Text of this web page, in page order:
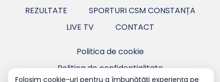
REZULTATE
SPORTURI CSM CONSTANȚA
LIVE TV
CONTACT
Politica de cookie
Politica de confidentialitate
Folosim cookie-uri pentru a îmbunătăți experiența pe